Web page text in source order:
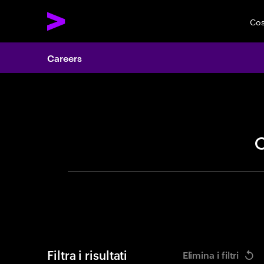
Careers
Filtra i risultati Elimina i filtri